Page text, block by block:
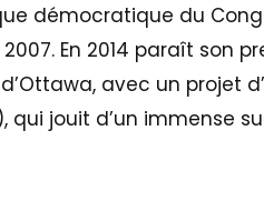
démocratique du
En 2014 paraît son
d’Ottawa, avec un
qui jouit d’un immense